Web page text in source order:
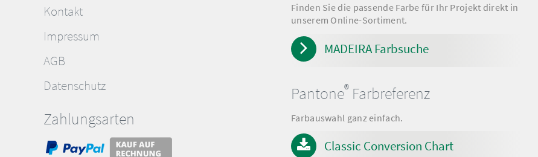
Kontakt
Impressum
AGB
Datenschutz
Zahlungsarten
Finden Sie die passende Farbe für Ihr Projekt direkt in
unserem Online-Sortiment.
MADEIRA Farbsuche
Pantone® Farbreferenz
Farbauswahl ganz einfach.
Classic Conversion Chart